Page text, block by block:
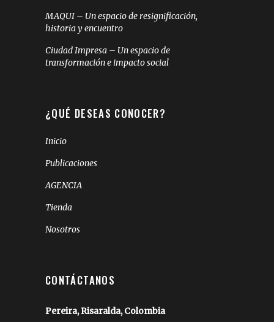
MAQUI – Un espacio de resignificación,
historia y encuentro
Ciudad Impresa – Un espacio de
transformación e impacto social
¿QUÉ DESEAS CONOCER?
Inicio
Publicaciones
AGENCIA
Tienda
Nosotros
CONTÁCTANOS
Pereira, Risaralda, Colombia